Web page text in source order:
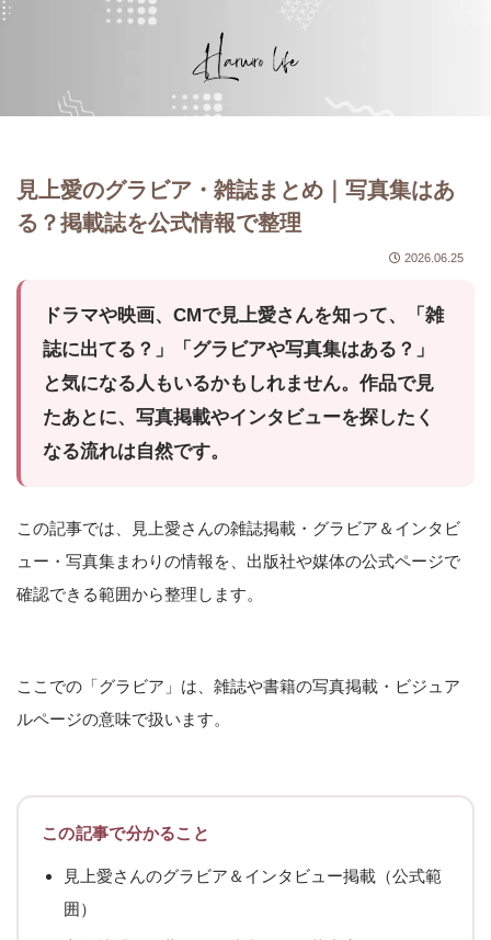
見上愛のグラビア・雑誌まとめ｜写真集はあ
る？掲載誌を公式情報で整理
2026.06.25
ドラマや映画、CMで見上愛さんを知って、「雑
誌に出てる？」「グラビアや写真集はある？」
と気になる人もいるかもしれません。作品で見
たあとに、写真掲載やインタビューを探したく
なる流れは自然です。
この記事では、見上愛さんの雑誌掲載・グラビア＆インタビ
ュー・写真集まわりの情報を、出版社や媒体の公式ページで
確認できる範囲から整理します。
ここでの「グラビア」は、雑誌や書籍の写真掲載・ビジュア
ルページの意味で扱います。
この記事で分かること
見上愛さんのグラビア＆インタビュー掲載（公式範
囲）